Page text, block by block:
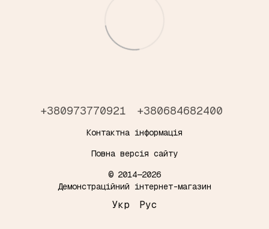
+380973770921 +380684682400
Контактна інформація
Повна версія сайту
© 2014—2026
Демонстраційний інтернет-магазин
Укр Рус